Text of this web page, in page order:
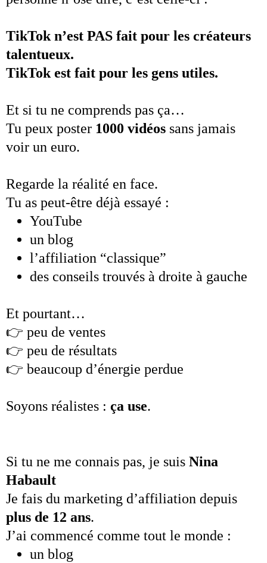
TikTok n’est PAS fait pour les créateurs
talentueux.
TikTok est fait pour les gens utiles.
Et si tu ne comprends pas ça…
Tu peux poster 1000 vidéos sans jamais
voir un euro.
Regarde la réalité en face.
Tu as peut-être déjà essayé :
YouTube
un blog
l’affiliation “classique”
des conseils trouvés à droite à gauche
Et pourtant…
👉 peu de ventes
👉 peu de résultats
👉 beaucoup d’énergie perdue
Soyons réalistes : ça use.
Si tu ne me connais pas, je suis Nina
Habault
Je fais du marketing d’affiliation depuis
plus de 12 ans.
J’ai commencé comme tout le monde :
un blog